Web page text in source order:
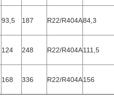
93,5 187 R22/R404A84,3
124 248 R22/R404A111,5
168 336 R22/R404A156